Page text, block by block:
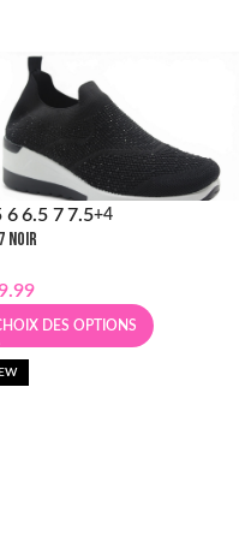
6 6.5 7 7.5+4
NOIR
DES OPTIONS